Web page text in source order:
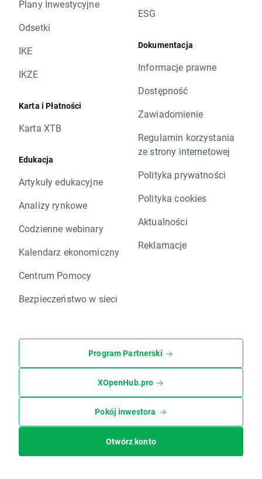
Plany Inwestycyjne
Odsetki
IKE
IKZE
Karta i Płatności
Karta XTB
Edukacja
Artykuły edukacyjne
Analizy rynkowe
Codzienne webinary
Kalendarz ekonomiczny
Centrum Pomocy
Bezpieczeństwo w sieci
ESG
Dokumentacja
Informacje prawne
Dostępność
Zawiadomienie
Regulamin korzystania
ze strony internetowej
Polityka prywatności
Polityka cookies
Aktualności
Reklamacje
Program Partnerski
XOpenHub.pro
Pokój inwestora
Otwórz konto